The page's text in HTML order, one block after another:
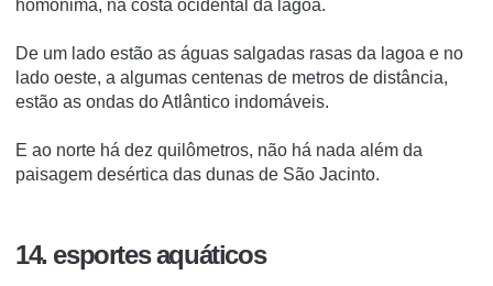
homónima, na costa ocidental da lagoa.
De um lado estão as águas salgadas rasas da lagoa e no
lado oeste, a algumas centenas de metros de distância,
estão as ondas do Atlântico indomáveis.
E ao norte há dez quilômetros, não há nada além da
paisagem desértica das dunas de São Jacinto.
14. esportes aquáticos